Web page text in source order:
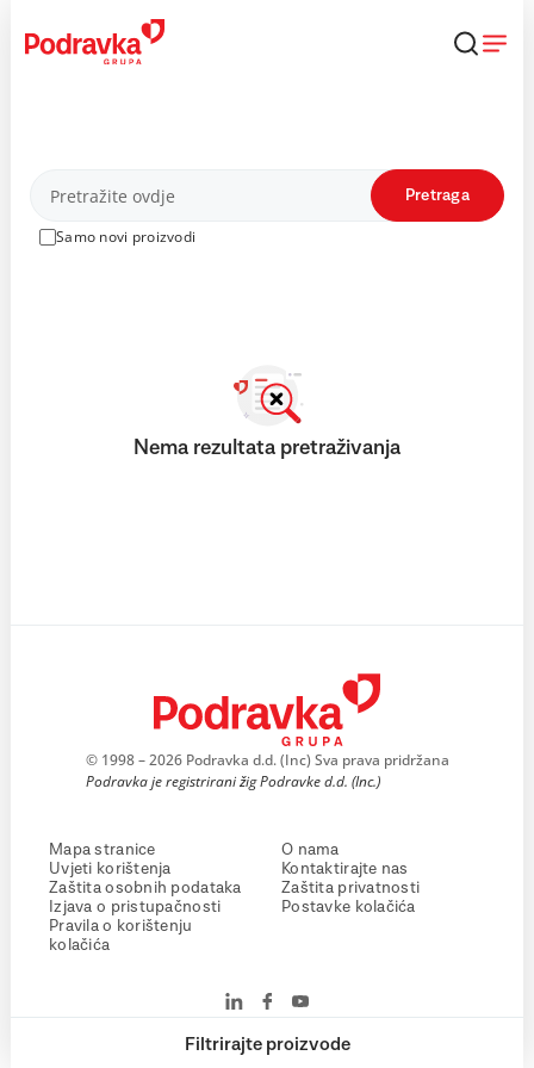
content
Proizvodi
Samo novi proizvodi
Pretraga
Filtrirajte proizvode
Nema rezultata pretraživanja
© 1998 – 2026 Podravka d.d. (Inc) Sva prava pridržana
Podravka je registrirani žig Podravke d.d. (Inc.)
Mapa stranice
Uvjeti korištenja
Zaštita osobnih podataka
Izjava o pristupačnosti
Pravila o korištenju
kolačića
O nama
Kontaktirajte nas
Zaštita privatnosti
Postavke kolačića